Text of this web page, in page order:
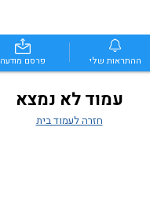
ההתראות שלי פרסם מודעה
עמוד לא נמצא
חזרה לעמוד בית